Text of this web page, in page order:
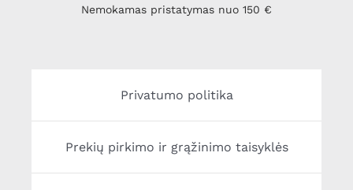
Nemokamas pristatymas nuo 150 €
Privatumo politika
Prekių pirkimo ir grąžinimo taisyklės